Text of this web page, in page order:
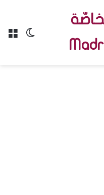
Menu